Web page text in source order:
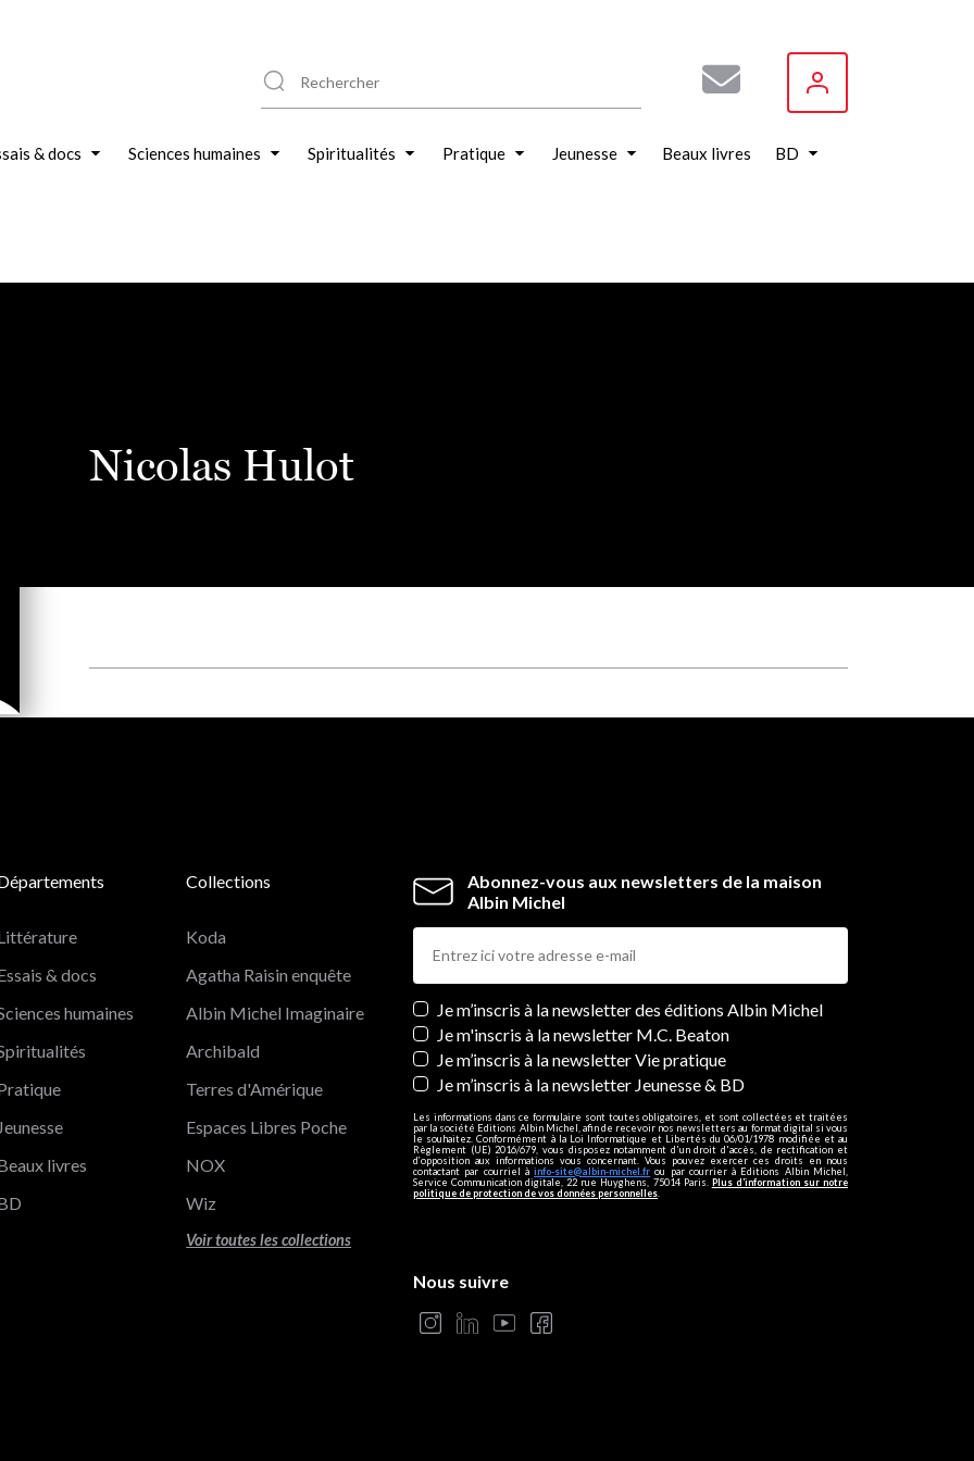
& docs Sciences humaines Spiritualités Pratique Jeunesse Beaux livres BD
Nicolas Hulot
Abonnez-vous aux newsletters de la maison
Albin Michel
Newsletters
Je m’inscris à la newsletter des éditions Albin Michel
Je m'inscris à la newsletter M.C. Beaton
Je m’inscris à la newsletter Vie pratique
Je m’inscris à la newsletter Jeunesse & BD
Les informations dans ce formulaire sont toutes obligatoires, et sont collectées et traitées
par la société Editions Albin Michel, afin de recevoir nos newsletters au format digital si vous
le souhaitez. Conformément à la Loi Informatique et Libertés du 06/01/1978 modifiée et au
Règlement (UE) 2016/679, vous disposez notamment d'un droit d'accès, de rectification et
d’opposition aux informations vous concernant. Vous pouvez exercer ces droits en nous
contactant par courriel àinfo-site@albin-michel.fr ou par courrier à Editions Albin Michel,
Service Communication digitale, 22 rue Huyghens, 75014 Paris. Plus d’information sur notre
politique de protection de vos données personnelles
& docs
humaines
Jeunesse
livres
Collections
Koda
Agatha Raisin enquête
Albin Michel Imaginaire
Archibald
Terres d'Amérique
Espaces Libres Poche
NOX
Wiz
Voir toutes les collections
Nous suivre